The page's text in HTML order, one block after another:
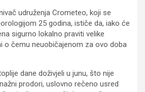
udruženja Crometeo, koji se
25 godina, ističe da, iako će
sigurno lokalno praviti velike
o čemu neuobičajenom za ovo doba
dane doživjeli u junu, što nije
prodori, uslovno rečeno usred